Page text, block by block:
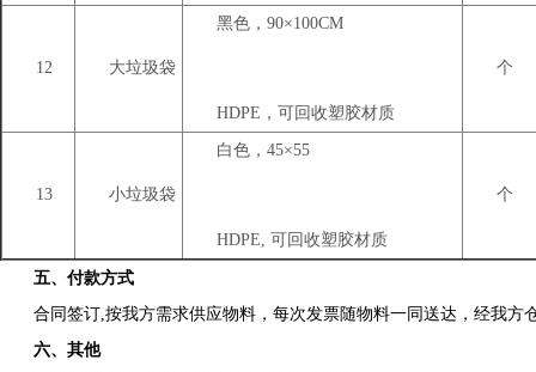
12 大垃圾袋
黑色，90×100CM
HDPE，可回收塑胶材质
个
13 小垃圾袋
白色，45×55
HDPE, 可回收塑胶材质
个
五、付款方式
合同签订,按我方需求供应物料，每次发票随物料一同送达，经我方
六、其他